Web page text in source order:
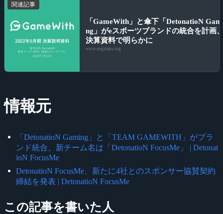
関連記事
「GameWith」と傘下「DetonatioN
ng」がeスポーツブランドの統合を計画
決算資料で明らかに
www.negitaku.org
情報元
「DetonatioN Gaming」と「TEAM GAMEWITH」がブラ
ンド統合、新チーム名は「DetonatioN FocusMe」 | Detonat
ioN FocusMe
DetonatioN FocusMe、新たに4社とのスポンサー協賛契約
締結を発表 | DetonatioN FocusMe
この記事を書いた人